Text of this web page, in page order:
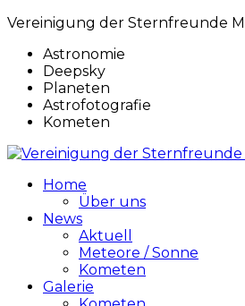
Vereinigung der Sternfreunde
Astronomie
Deepsky
Planeten
Astrofotografie
Kometen
Home
Über uns
News
Aktuell
Meteore / Sonne
Kometen
Galerie